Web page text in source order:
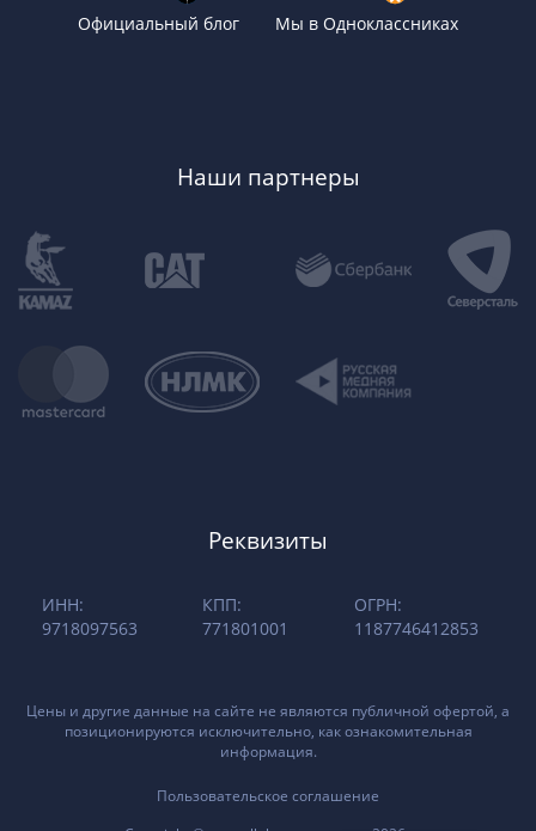
Официальный блог Мы в Одноклассниках
Наши партнеры
Реквизиты
ИНН:
9718097563
КПП:
771801001
ОГРН:
1187746412853
Цены и другие данные на сайте не являются публичной офертой, а
позиционируются исключительно, как ознакомительная
информация.
Пользовательское соглашение